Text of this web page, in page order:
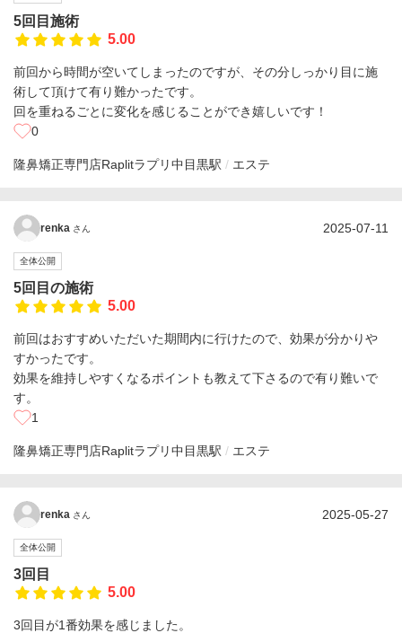
5回目施術
5.00
前回から時間が空いてしまったのですが、その分しっかり目に施
術して頂けて有り難かったです。
回を重ねるごとに変化を感じることができ嬉しいです！
0
隆鼻矯正専門店Raplitラプリ中目黒駅 エステ
renka さん 2025-07-11
全体公開
5回目の施術
5.00
前回はおすすめいただいた期間内に行けたので、効果が分かりや
すかったです。
効果を維持しやすくなるポイントも教えて下さるので有り難いで
す。
1
隆鼻矯正専門店Raplitラプリ中目黒駅 エステ
renka さん 2025-05-27
全体公開
3回目
5.00
3回目が1番効果を感じました。